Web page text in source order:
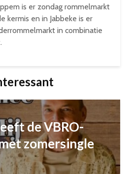
is er zondag rommelmarkt
kermis en in Jabbeke is er
in combinatie
de VBRO-
zomersingle